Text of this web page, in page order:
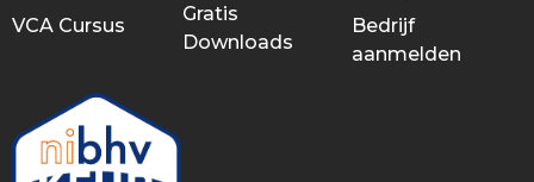
VCA Cursus
Gratis
Downloads
Bedrijf
aanmelden